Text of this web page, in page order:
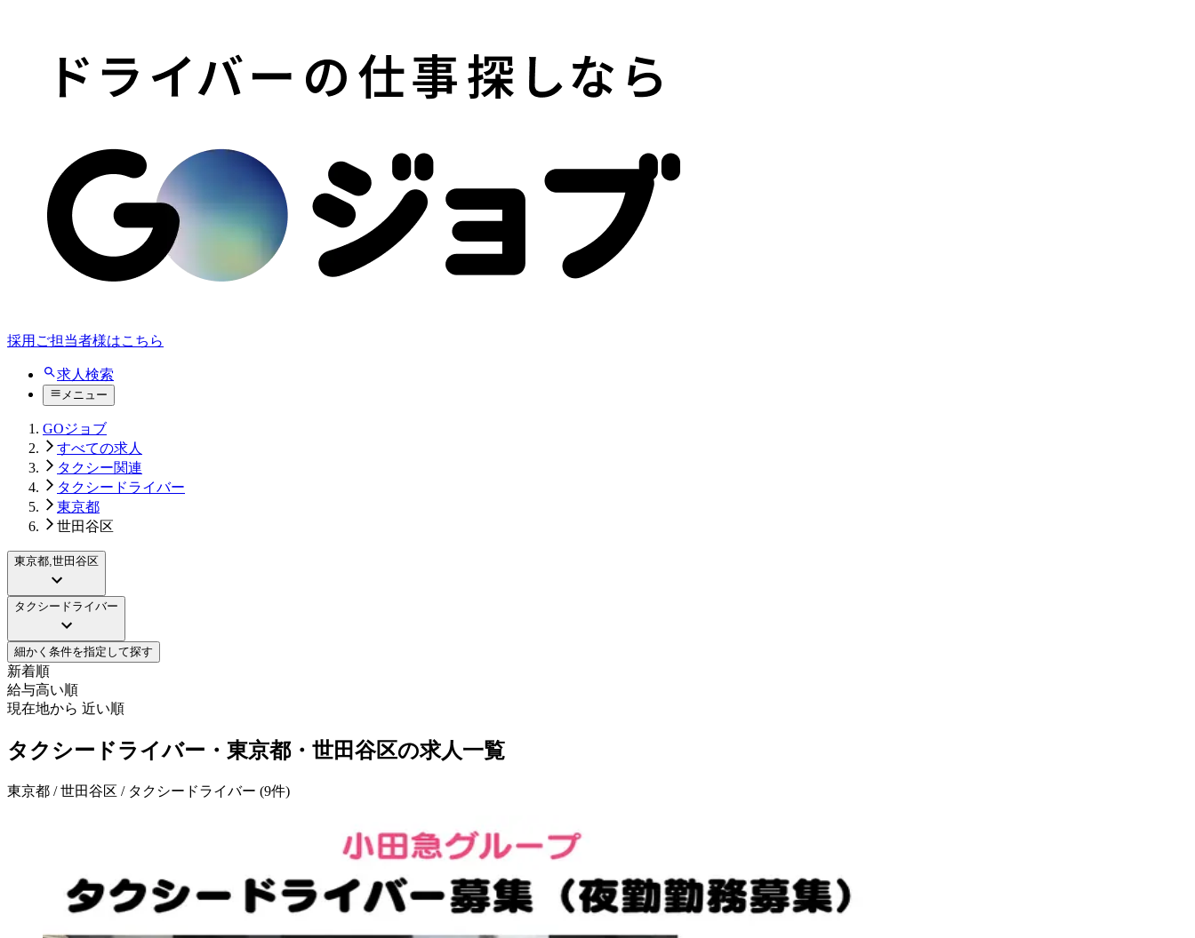
採用ご担当者様はこちら
求人検索
メニュー
GOジョブ
すべての求人
タクシー関連
タクシードライバー
東京都
世田谷区
東京都,世田谷区
タクシードライバー
細かく条件を指定して探す
新着順
給与高い順
現在地から 近い順
タクシードライバー・東京都・世田谷区の求人一覧
東京都 / 世田谷区 / タクシードライバー (9件)